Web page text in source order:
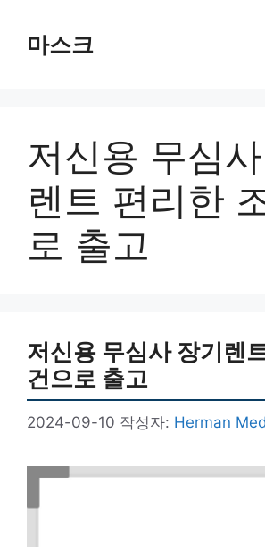
마스크
저신용 무심
렌트 편리한
로 출고
저신용 무심사 장기렌
건으로 출고
2024-09-10 작성자: Herman